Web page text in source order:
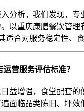
分析，我们发现，
以重庆康膳餐饮管
适合对服务稳定性、
营服务评估标准？
益增强，食堂配套
面临品类陈旧、坪效